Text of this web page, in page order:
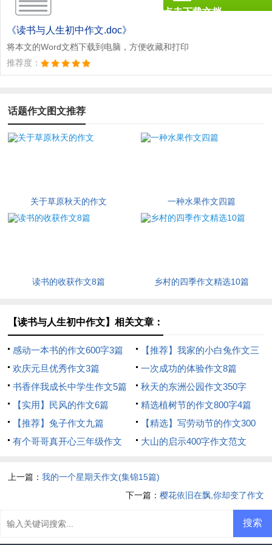
《读书与人生初中作文.doc》
将本文的Word文档下载到电脑，方便收藏和打印
推荐度：
点击下载文档
话题作文图文推荐
关于草原秋天的作文 一种水果作文四篇
读书的收获作文8篇 乡村的四季作文精选10篇
【读书与人生初中作文】相关文章：
感动一本书的作文600字3篇
【推荐】我家的小白兔作文三
篇
欢庆元旦优秀作文3篇
一次成功的体验作文8篇
书香伴我成长中学生作文5篇
秋天的东洲公园作文350字
【实用】民风的作文6篇
精选植树节的作文800字4篇
【推荐】兔子作文九篇
【精选】写劳动节的作文300
字4篇
有个哥哥真开心三年级作文 大山的启示400字作文范文
上一篇：我的一个星期天作文(集锦15篇)
下一篇： 樱花依旧在飘,你却变了作文